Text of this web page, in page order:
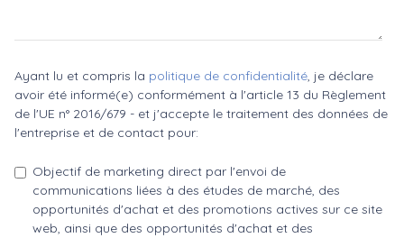
Ayant lu et compris la politique de confidentialité, je déclare
avoir été informé(e) conformément à l'article 13 du Règlement
de l'UE n° 2016/679 - et j'accepte le traitement des données de
l'entreprise et de contact pour:
Objectif de marketing direct par l'envoi de
communications liées à des études de marché, des
opportunités d'achat et des promotions actives sur ce site
web, ainsi que des opportunités d'achat et des